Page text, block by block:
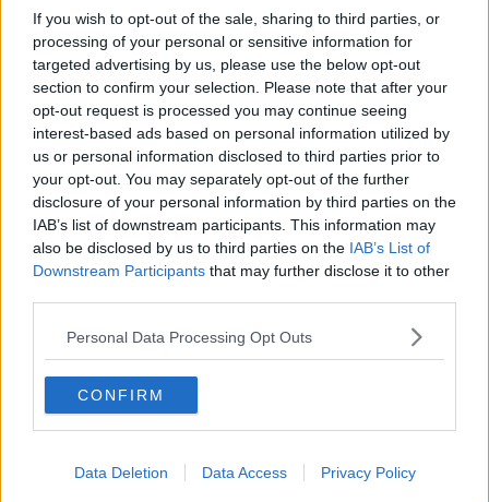
If you wish to opt-out of the sale, sharing to third parties, or
processing of your personal or sensitive information for
targeted advertising by us, please use the below opt-out
section to confirm your selection. Please note that after your
opt-out request is processed you may continue seeing
interest-based ads based on personal information utilized by
us or personal information disclosed to third parties prior to
your opt-out. You may separately opt-out of the further
disclosure of your personal information by third parties on the
IAB’s list of downstream participants. This information may
also be disclosed by us to third parties on the IAB’s List of
Downstream Participants that may further disclose it to other
Personal Data Processing Opt Outs
CONFIRM
Data Deletion Data Access Privacy Policy
​Uccidere per gioco: il cacciatore e chi vuole armarsi
​La Cop 30 di Belem giorno per giorno
La Cop 30, i crimini e i misfatti verso la vita sulla terra
Arrostire il pianeta: le grandi emissioni della carne e dei
latticini
​Cop 30, uragani e riconversione delle spese militari
La responsabilità storica della morte sulla terra
PTSD e suicidi svelano l’intento suicidario della guerra e
dell’ignoranza
Il Wenzi e la decadenza verso la guerra e la morte
​Il tecno-fascismo e i suoi nemici delusi
​I comici e il vittimismo paranoideo al potere
​La virtù secondo Confucio e Xi (seconda parte)
​Un chiarimento, Chris Hedges e qualche domanda
Il velleitarismo di Trump, dell’UE e di Darwin
​Karen Horney e il ponte sullo Stretto
​I bulli vanno isolati
L’invertebrata von der Leyen e il Lula-risk
​Il Nobel per la pace a Trump o all’Albanese? Questo è il